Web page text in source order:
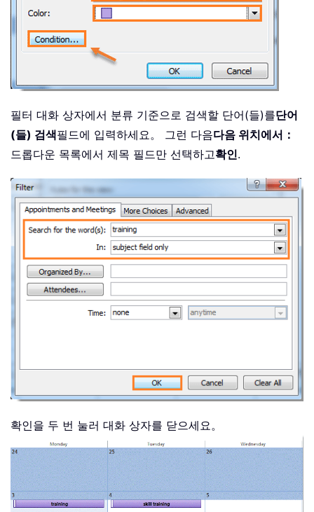
필터 대화 상자에서 분류 기준으로 검색할 단어(들)를단어
(들) 검색필드에 입력하세요。 그런 다음다음 위치에서：
드롭다운 목록에서 제목 필드만 선택하고확인.
확인을 두 번 눌러 대화 상자를 닫으세요。